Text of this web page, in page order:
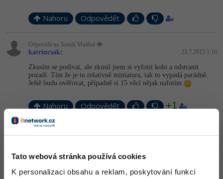
Tato webová stránka používá cookies
K personalizaci obsahu a reklam, poskytování funkcí
Nahoru Odpovědět
Odpovídá na Tomáš Maňhal
katrincsak: 23.7.2015 1:16
Zkusím se podívat, ale zkusil jsem si vyfotit kolo a odstranit
pozadí. Tím že je to relativně miniatura, tak to vypadá parádně.
Ještě budu ověřovat, případně si 15 věcí nějak nafotím
Nahoru Odpovědět +1
commercial use", neboli zdarma i pro komerční účely (můžeš to i
prodávat, prostě si dělat co chceš). Jedna z nejznámějších stránek
například pro obrázky je https://unsplash.com/, ale je jich víc. Na